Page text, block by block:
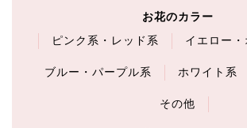
お花のカラー
ピンク系・レッド系
イエロー
ブルー・パープル系 ホワイト系
その他